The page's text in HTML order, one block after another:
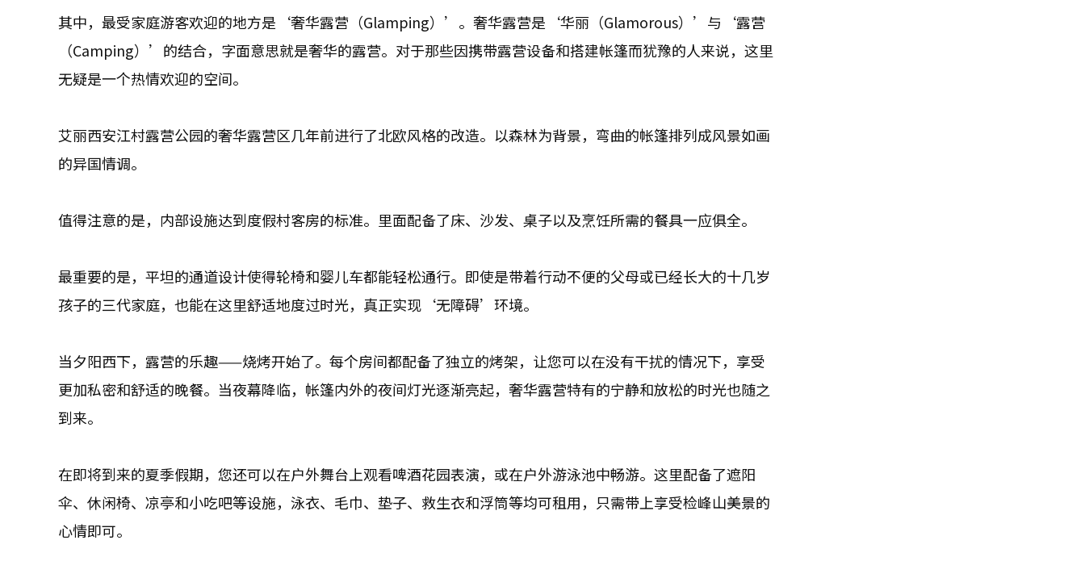
其中，最受家庭游客欢迎的地方是‘奢华露营（Glamping）’。奢华露营是‘华丽（Glamorous）’与‘露营
（Camping）’的结合，字面意思就是奢华的露营。对于那些因携带露营设备和搭建帐篷而犹豫的人来说，这里
无疑是一个热情欢迎的空间。
艾丽西安江村露营公园的奢华露营区几年前进行了北欧风格的改造。以森林为背景，弯曲的帐篷排列成风景如画
的异国情调。
值得注意的是，内部设施达到度假村客房的标准。里面配备了床、沙发、桌子以及烹饪所需的餐具一应俱全。
最重要的是，平坦的通道设计使得轮椅和婴儿车都能轻松通行。即使是带着行动不便的父母或已经长大的十几岁
孩子的三代家庭，也能在这里舒适地度过时光，真正实现‘无障碍’环境。
当夕阳西下，露营的乐趣——烧烤开始了。每个房间都配备了独立的烤架，让您可以在没有干扰的情况下，享受
更加私密和舒适的晚餐。当夜幕降临，帐篷内外的夜间灯光逐渐亮起，奢华露营特有的宁静和放松的时光也随之
到来。
在即将到来的夏季假期，您还可以在户外舞台上观看啤酒花园表演，或在户外游泳池中畅游。这里配备了遮阳
伞、休闲椅、凉亭和小吃吧等设施，泳衣、毛巾、垫子、救生衣和浮筒等均可租用，只需带上享受检峰山美景的
心情即可。